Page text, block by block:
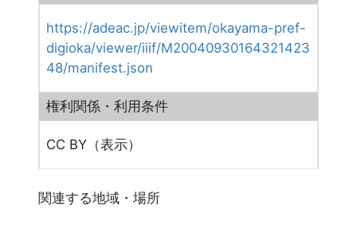
https://adeac.jp/viewitem/okayama-pref-
digioka/viewer/iiif/M20040930164321423
48/manifest.json
権利関係・利用条件
CC BY（表示）
関連する地域・場所